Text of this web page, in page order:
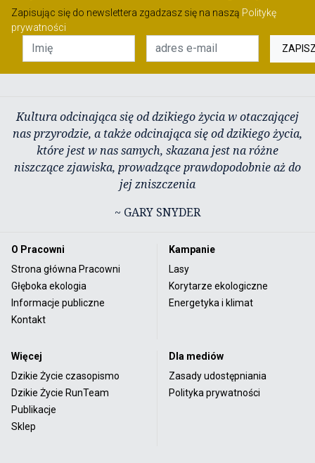
Zapisując się do newslettera zgadzasz się na naszą Politykę
prywatności
Kultura odcinająca się od dzikiego życia w otaczającej
nas przyrodzie, a także odcinająca się od dzikiego życia,
które jest w nas samych, skazana jest na różne
niszczące zjawiska, prowadzące prawdopodobnie aż do
jej zniszczenia
~ GARY SNYDER
O Pracowni
Strona główna Pracowni
Głęboka ekologia
Informacje publiczne
Kontakt
Kampanie
Lasy
Korytarze ekologiczne
Energetyka i klimat
Więcej
Dzikie Życie czasopismo
Dzikie Życie RunTeam
Publikacje
Sklep
Dla mediów
Zasady udostępniania
Polityka prywatności